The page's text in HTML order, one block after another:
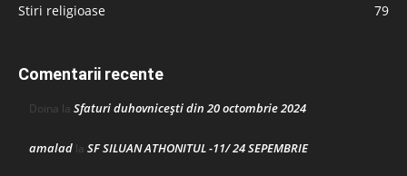
Stiri religioase
79
Comentarii recente
Doina la Sfaturi duhovnicești din 20 octombrie 2024
amalad la SF SILUAN ATHONITUL -11/ 24 SEPEMBRIE